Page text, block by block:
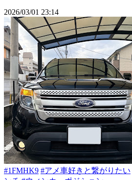
2026/03/01 23:14
#1FMHK9 #アメ車好きと繋がりたい